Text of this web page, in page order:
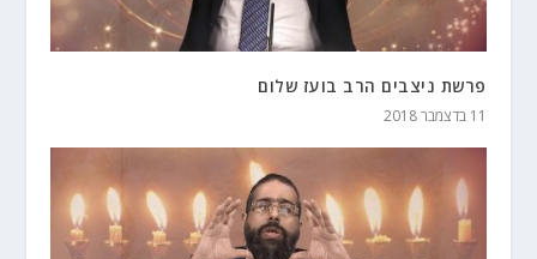
פרשת ניצבים הרב בועז שלום
11 בדצמבר 2018